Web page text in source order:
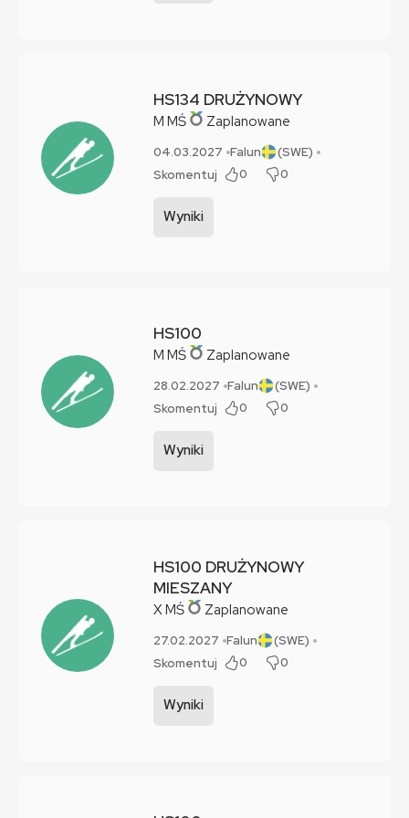
HS134 DRUŻYNOWY
M MŚ Zaplanowane
04.03.2027 Falun
(SWE)
Skomentuj
0 0
Wyniki
HS100
M MŚ Zaplanowane
28.02.2027 Falun
(SWE)
Skomentuj
0 0
Wyniki
HS100 DRUŻYNOWY
MIESZANY
XMŚ Zaplanowane
27.02.2027 Falun
(SWE)
Skomentuj
0 0
Wyniki